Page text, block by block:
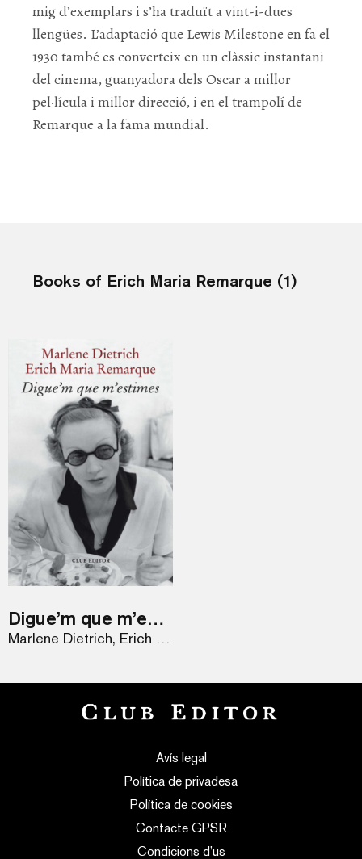
mig d’exemplars i s’ha traduït a vint-i-dues
llengües. L’adaptació que Lewis Milestone en fa el
1930 també es converteix en un clàssic instantani
del cinema, guanyadora dels Oscar a millor
pel·lícula i millor direcció, i en el trampolí de
Remarque a la fama mundial.
Books of Erich Maria Remarque (1)
Digue’m que m’estimes
Marlene Dietrich, Erich Maria Remarque
Avís legal
Política de privadesa
Política de cookies
Contacte GPSR
Condicions d’us